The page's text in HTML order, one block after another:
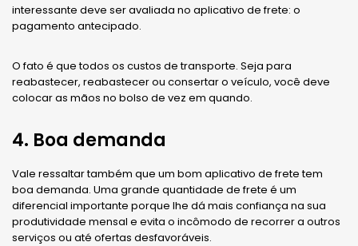
interessante deve ser avaliada no aplicativo de frete: o
pagamento antecipado.
O fato é que todos os custos de transporte. Seja para
reabastecer, reabastecer ou consertar o veículo, você deve
colocar as mãos no bolso de vez em quando.
4. Boa demanda
Vale ressaltar também que um bom aplicativo de frete tem
boa demanda. Uma grande quantidade de frete é um
diferencial importante porque lhe dá mais confiança na sua
produtividade mensal e evita o incômodo de recorrer a outros
serviços ou até ofertas desfavoráveis.